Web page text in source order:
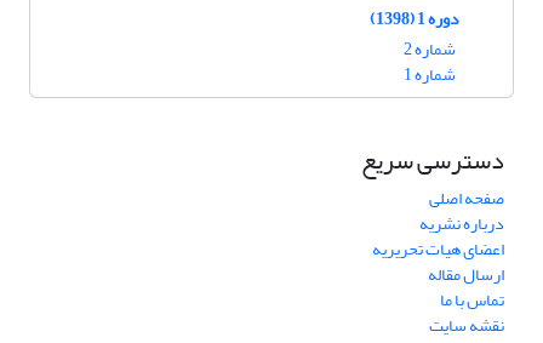
دوره 1 (1398)
شماره 2
شماره 1
دسترسی سریع
صفحه اصلی
درباره نشریه
اعضای هیات تحریریه
ارسال مقاله
تماس با ما
نقشه سایت